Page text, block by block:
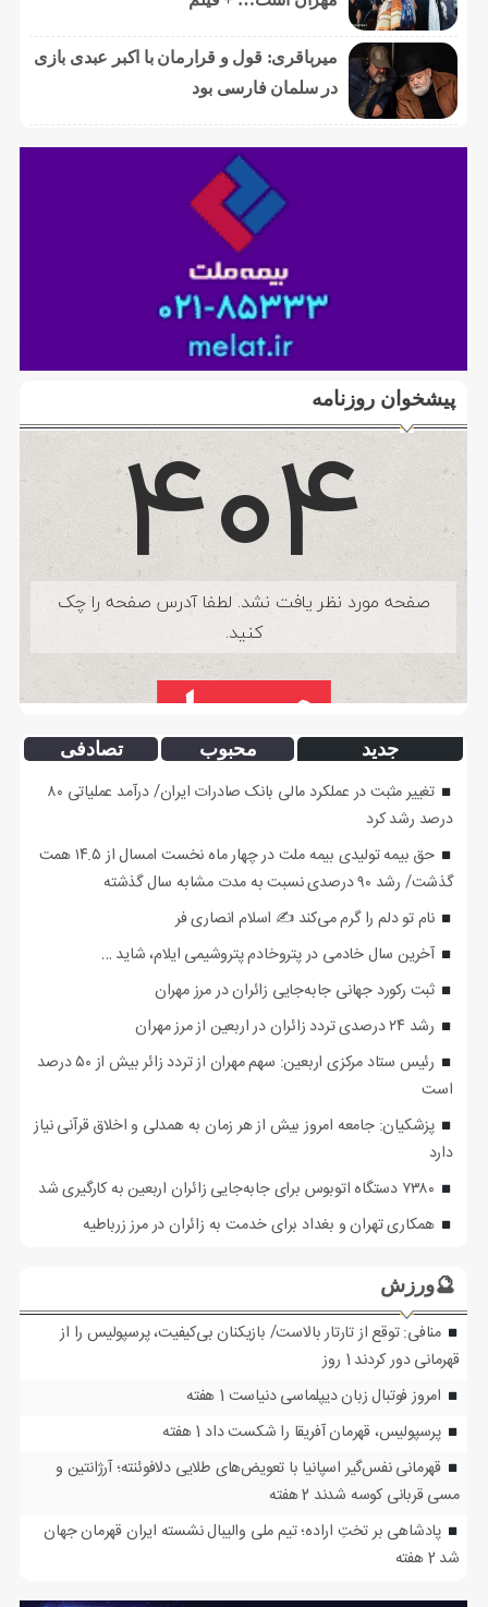
میرباقری: قول و قرارمان با اکبر عبدی بازی
در سلمان فارسی بود
پیشخوان روزنامه
جدید محبوب تصادفی
تغییر مثبت در عملکرد مالی بانک صادرات ایران/ درآمد عملیاتی ۸۰
درصد رشد کرد
حق بیمه تولیدی بیمه ملت در چهار ماه نخست امسال از ۱۴.۵ همت
گذشت/ رشد ۹۰ درصدی نسبت به مدت مشابه سال گذشته
نام تو دلم را گرم می‌کند ✍️ اسلام انصاری فر
آخرین سال خادمی در پتروخادم پتروشیمی ایلام، شاید …
ثبت رکورد جهانی جابه‌جایی زائران در مرز مهران
رشد ۲۴ درصدی تردد زائران در اربعین از مرز مهران
رئیس ستاد مرکزی اربعین: سهم مهران از تردد زائر بیش از ۵۰ درصد
است
پزشکیان: جامعه امروز بیش از هر زمان به همدلی و اخلاق قرآنی نیاز
دارد
۷۳۸۰ دستگاه اتوبوس برای جابه‌جایی زائران اربعین به‌ کارگیری شد
همکاری تهران و بغداد برای خدمت به زائران در مرز زرباطیه
🔮ورزش
منافی: توقع از تارتار بالاست/ بازیکنان بی‌کیفیت، پرسپولیس را از
قهرمانی دور کردند 1 روز
امروز فوتبال زبان دیپلماسی دنیاست 1 هفته
پرسپولیس، قهرمان آفریقا را شکست داد 1 هفته
قهرمانی نفس‌گیر اسپانیا با تعویض‌های طلایی دلافوئنته؛ آرژانتین و
مسی قربانی کوسه شدند 2 هفته
پادشاهی بر تختِ اراده؛ تیم ملی والیبال نشسته ایران قهرمان جهان
شد 2 هفته